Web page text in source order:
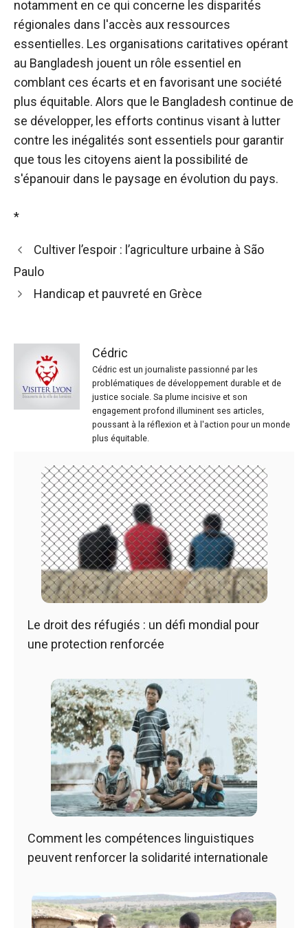
notamment en ce qui concerne les disparités
régionales dans l'accès aux ressources
essentielles. Les organisations caritatives opérant
au Bangladesh jouent un rôle essentiel en
comblant ces écarts et en favorisant une société
plus équitable. Alors que le Bangladesh continue de
se développer, les efforts continus visant à lutter
contre les inégalités sont essentiels pour garantir
que tous les citoyens aient la possibilité de
s'épanouir dans le paysage en évolution du pays.
*
Cultiver l’espoir : l’agriculture urbaine à São
Paulo
Handicap et pauvreté en Grèce
Cédric
Cédric est un journaliste passionné par les
problématiques de développement durable et de
justice sociale. Sa plume incisive et son
engagement profond illuminent ses articles,
poussant à la réflexion et à l'action pour un monde
plus équitable.
Le droit des réfugiés : un défi mondial pour
une protection renforcée
Comment les compétences linguistiques
peuvent renforcer la solidarité internationale